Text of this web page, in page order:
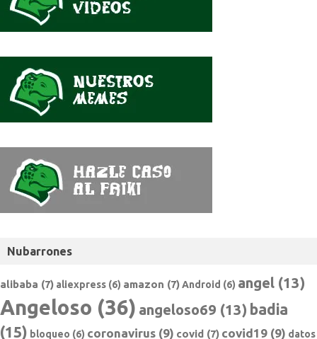
Nubarrones
alibaba (7) aliexpress (6) amazon (7)Android (6) angel (13)
Angeloso (36) angeloso69 (13) badia
(15) bloqueo (6) coronavirus (9) covid (7) covid19 (9) datos